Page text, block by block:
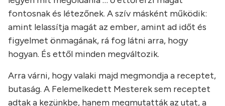
fontosnak és létezőnek. A szív másként működik:
amint lelassítja magát az ember, amint ad időt és
figyelmet önmagának, rá fog látni arra, hogy
hogyan. És ettől minden megváltozik.
Arra várni, hogy valaki majd megmondja a receptet,
butaság. A Felemelkedett Mesterek sem receptet
adtak a kezünkbe, hanem megmutatták az utat, a